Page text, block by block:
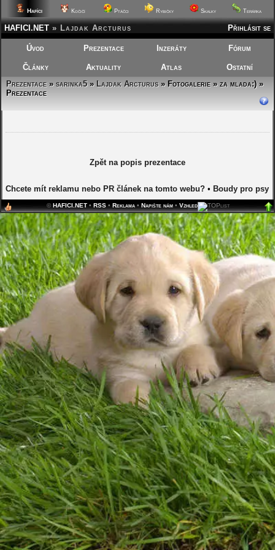
Hafíci Kočičí Ptáčci Rybičky Skalky Terárka
Přihlásit se
HAFICI.NET » Lajdak Arcturus
Úvod Prezentace Inzeráty Fórum
Články Aktuality Atlas
Ostatní
Prezentace»sarinka5» Lajdak Arcturus» Fotogalerie » za mlada:) »
Prezentace
Zpět na popis prezentace
Chcete mít reklamu nebo PR článek na tomto webu? • Boudy pro psy
©HAFICI.NET •RSS •Reklama •Napište nám •Vzhled